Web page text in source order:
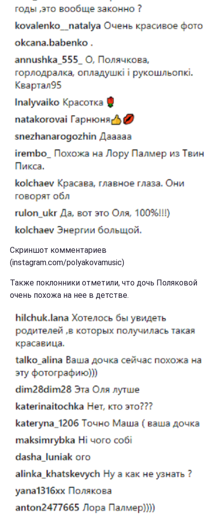
Скриншот комментариев
(instagram.com/polyakovamusic)
Также поклонники отметили, что дочь Поляковой
очень похожа на нее в детстве.